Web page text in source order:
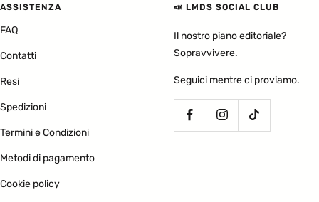
ASSISTENZA
FAQ
Contatti
Resi
Spedizioni
Termini e Condizioni
Metodi di pagamento
Cookie policy
📣 LMDS SOCIAL CLUB
Il nostro piano editoriale?
Sopravvivere.
Seguici mentre ci proviamo.